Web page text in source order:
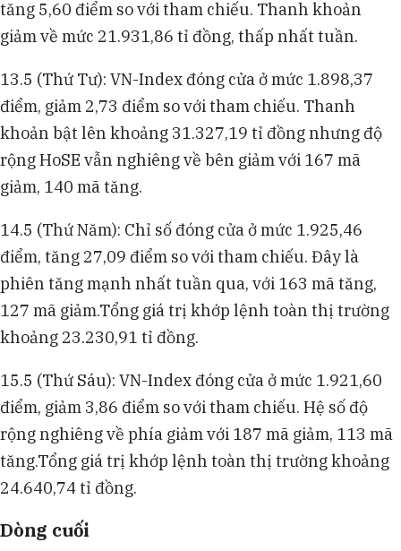
tăng 5,60 điểm so với tham chiếu. Thanh khoản
giảm về mức 21.931,86 tỉ đồng, thấp nhất tuần.
13.5 (Thứ Tư): VN-Index đóng cửa ở mức 1.898,37
điểm, giảm 2,73 điểm so với tham chiếu. Thanh
khoản bật lên khoảng 31.327,19 tỉ đồng nhưng độ
rộng HoSE vẫn nghiêng về bên giảm với 167 mã
giảm, 140 mã tăng.
14.5 (Thứ Năm): Chỉ số đóng cửa ở mức 1.925,46
điểm, tăng 27,09 điểm so với tham chiếu. Đây là
phiên tăng mạnh nhất tuần qua, với 163 mã tăng,
127 mã giảm.Tổng giá trị khớp lệnh toàn thị trường
khoảng 23.230,91 tỉ đồng.
15.5 (Thứ Sáu): VN-Index đóng cửa ở mức 1.921,60
điểm, giảm 3,86 điểm so với tham chiếu. Hệ số độ
rộng nghiêng về phía giảm với 187 mã giảm, 113 mã
tăng.Tổng giá trị khớp lệnh toàn thị trường khoảng
24.640,74 tỉ đồng.
Dòng cuối